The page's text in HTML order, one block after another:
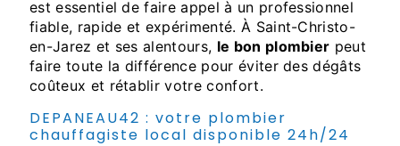
est essentiel de faire appel à un professionnel
fiable, rapide et expérimenté. À Saint-Christo-
en-Jarez et ses alentours, le bon plombier peut
faire toute la différence pour éviter des dégâts
coûteux et rétablir votre confort.
DEPANEAU42 : votre plombier
chauffagiste local disponible 24h/24